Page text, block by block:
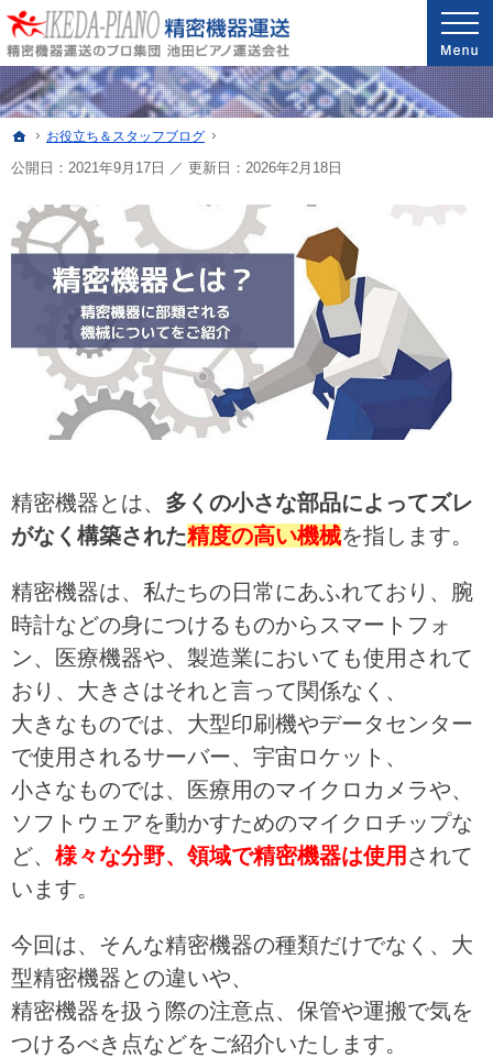
安心と信頼の実績。精密機器・医療機器の運送・配送なら当社へ。
精密機器・医療機器の運送・配送なら世界最高レベルの配送技能を誇る池田ピアノ運送
ホーム
お役立ち＆スタッフブログ
公開日：2021年9月17日 ／ 更新日： 2026年2月18日
精密機器とは、 多くの小さな部品によってズレ
がなく構築された精度の高い機械を指します。
精密機器は、私たちの日常にあふれており、腕
時計などの身につけるものからスマートフォ
ン、医療機器や、製造業においても使用されて
おり、大きさはそれと言って関係なく、
大きなものでは、大型印刷機やデータセンター
で使用されるサーバー、宇宙ロケット、
小さなものでは、医療用のマイクロカメラや、
ソフトウェアを動かすためのマイクロチップな
ど、 様々な分野、領域で精密機器は使用 されて
います。
今回は、そんな精密機器の種類だけでなく、大
型精密機器との違いや、
精密機器を扱う際の注意点、保管や運搬で気を
つけるべき点などをご紹介いたします。